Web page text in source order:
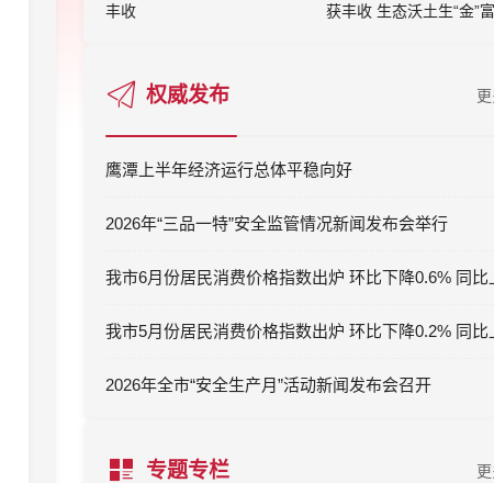
丰收
获丰收 生态沃土生“金”
权威发布
鹰潭上半年经济运行总体平稳向好
2026年“三品一特”安全监管情况新闻发布会举行
2026年全市“安全生产月”活动新闻发布会召开
专题专栏